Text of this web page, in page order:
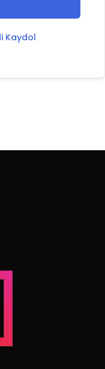
Kaydol